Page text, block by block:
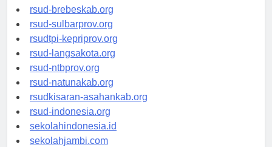
rsudkoja-jakarta.org
rsud-brebeskab.org
rsud-sulbarprov.org
rsudtpi-kepriprov.org
rsud-langsakota.org
rsud-ntbprov.org
rsud-natunakab.org
rsudkisaran-asahankab.org
rsud-indonesia.org
sekolahindonesia.id